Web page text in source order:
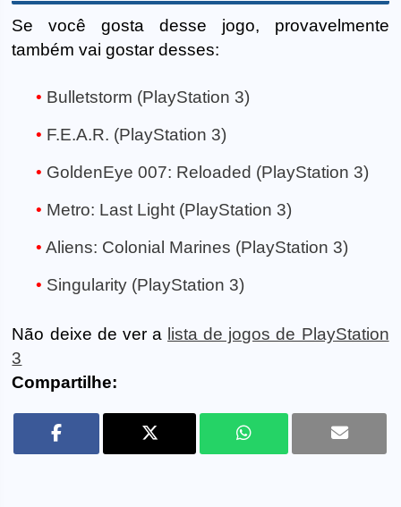
Se você gosta desse jogo, provavelmente
também vai gostar desses:
Bulletstorm (PlayStation 3)
F.E.A.R. (PlayStation 3)
GoldenEye 007: Reloaded (PlayStation 3)
Metro: Last Light (PlayStation 3)
Aliens: Colonial Marines (PlayStation 3)
Singularity (PlayStation 3)
Não deixe de ver a lista de jogos de PlayStation
3
Compartilhe: